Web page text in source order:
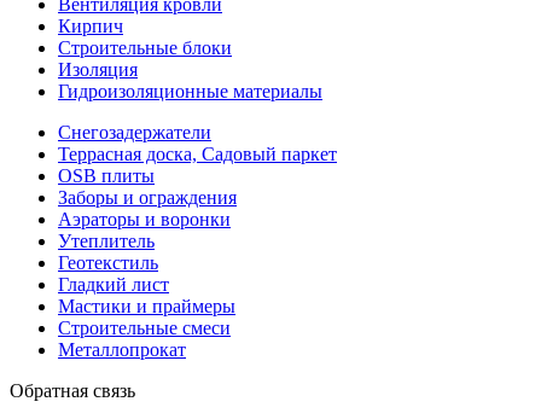
Кирпич
Строительные блоки
Изоляция
Гидроизоляционные материалы
Снегозадержатели
Террасная доска, Садовый паркет
OSB плиты
Заборы и ограждения
Аэраторы и воронки
Утеплитель
Геотекстиль
Гладкий лист
Мастики и праймеры
Строительные смеси
Металлопрокат
Обратная связь